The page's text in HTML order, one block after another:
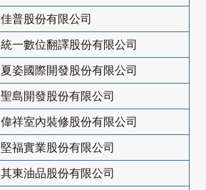
佳普股份有限公司
統一數位翻譯股份有限公司
夏姿國際開發股份有限公司
聖島開發股份有限公司
偉祥室內裝修股份有限公司
堅福實業股份有限公司
其東油品股份有限公司